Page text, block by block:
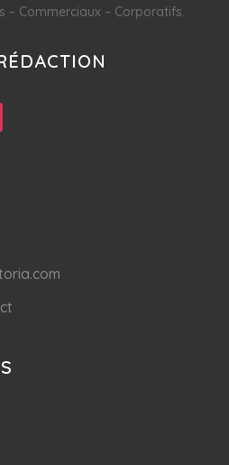
– Commerciaux – Corporatifs.